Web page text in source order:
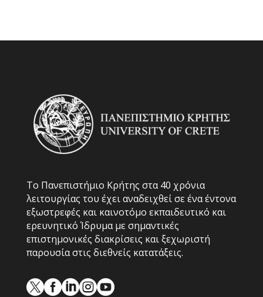
Το Πανεπιστήμιο Κρήτης στα 40 χρόνια
λειτουργίας του έχει αναδειχθεί σε ένα έντονα
εξωστρεφές και καινοτόμο εκπαιδευτικό και
ερευνητικό Ίδρυμα με σημαντικές
επιστημονικές διακρίσεις και ξεχωριστή
παρουσία στις διεθνείς κατατάξεις.
